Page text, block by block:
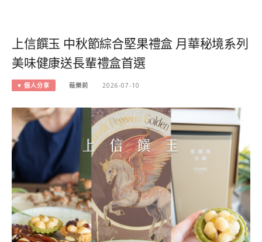
上信饌玉 中秋節綜合堅果禮盒 月華秘境系列
美味健康送長輩禮盒首選
♥ 個人分享 薇樂莉 2026-07-10